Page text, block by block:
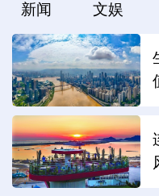
新闻 文娱